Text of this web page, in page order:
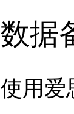
数据
使用爱